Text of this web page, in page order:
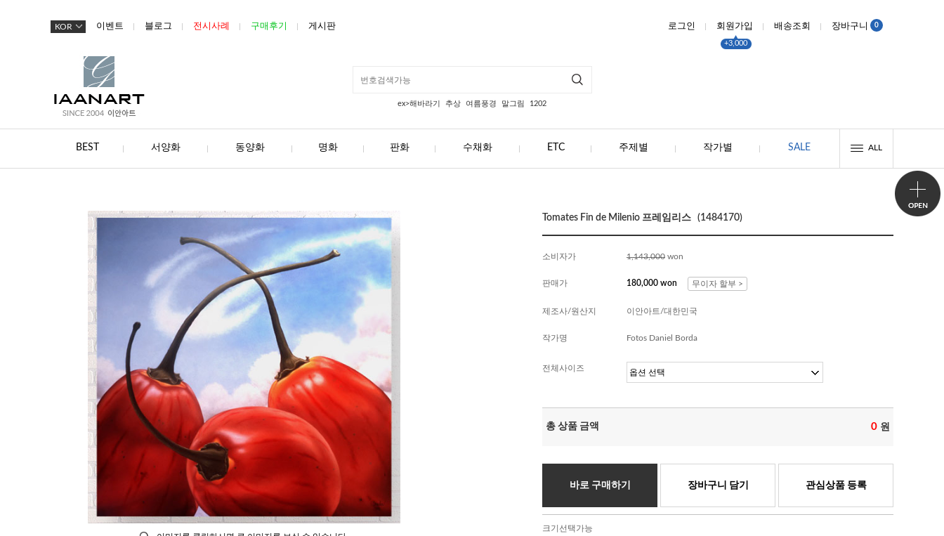
KOR 이벤트 블로그 전시사례 구매후기 게시판 로그인 회원가입
+3,000
배송조회 장바구니 0
ex>해바라기 추상 여름풍경 말그림 1202
BEST 서양화 동양화 명화 판화 수채화 ETC 주제별 작가별 SALE ALL
Tomates Fin de Milenio 프레임리스 (1484170)
소비자가 1,143,000 won
판매가 180,000 won 무이자 할부 >
제조사/원산지 이안아트/대한민국
작가명 Fotos Daniel Borda
전체사이즈
총 상품 금액 0 원
바로 구매하기 장바구니 담기 관심상품 등록
크기선택가능